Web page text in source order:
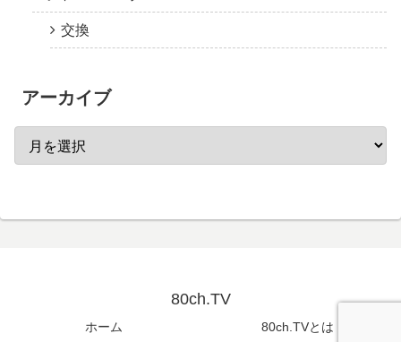
交換
アーカイブ
80ch.TV
ホーム 80ch.TVとは